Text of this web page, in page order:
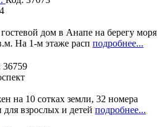
дом в Анапе на берегу моря
На 1-м этаже расп подробнее...
36759
на 10 сотках земли, 32 номера
взрослых и детей подробнее...